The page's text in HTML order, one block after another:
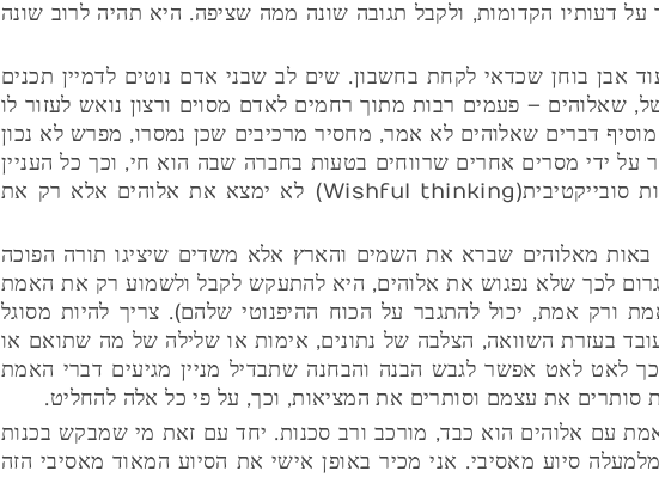
על דעותיו הקדומות, ולקבל תגובה שונה ממה שציפה. היא תהיה לרוב שונה
אבן בוחן שכדאי לקחת בחשבון. שים לב שבני אדם נוטים לדמיין תכנים
שאלוהים – פעמים רבות מתוך רחמים לאדם מסוים ורצון נואש לעזור לו
דברים שאלוהים לא אמר, מחסיר מרכיבים שכן נמסרו, מפרש לא נכון
ידי מסרים אחרים שרווחים בטעות בחברה שבה הוא חי, וכך כל העניין
מתעוות לו. מי שנופל בפח זה של דמיונות פחדים ופרשנות סובייקטיבית(Wishful thinking) לא ימצא את אלוהים אלא רק את
באות מאלוהים שברא את השמים והארץ אלא משדים שיציגו תורה הפוכה
לכך שלא נפגוש את אלוהים, היא להתעקש לקבל ולשמוע רק את האמת
ורק אמת, יכול להתגבר על הכוח ההיפנוטי שלהם). צריך להיות מסוגל
בעזרת השוואה, הצלבה של נתונים, אימות או שלילה של מה שתואם או
לאט לאט אפשר לגבש הבנה והבחנה שתבדיל מניין מגיעים דברי האמת
סותרים את עצמם וסותרים את המציאות, וכך, על פי כל אלה להחליט.
עם אלוהים הוא כבד, מורכב ורב סכנות. יחד עם זאת מי שמבקש בכנות
סיוע מאסיבי. אני מכיר באופן אישי את הסיוע המאוד מאסיבי הזה